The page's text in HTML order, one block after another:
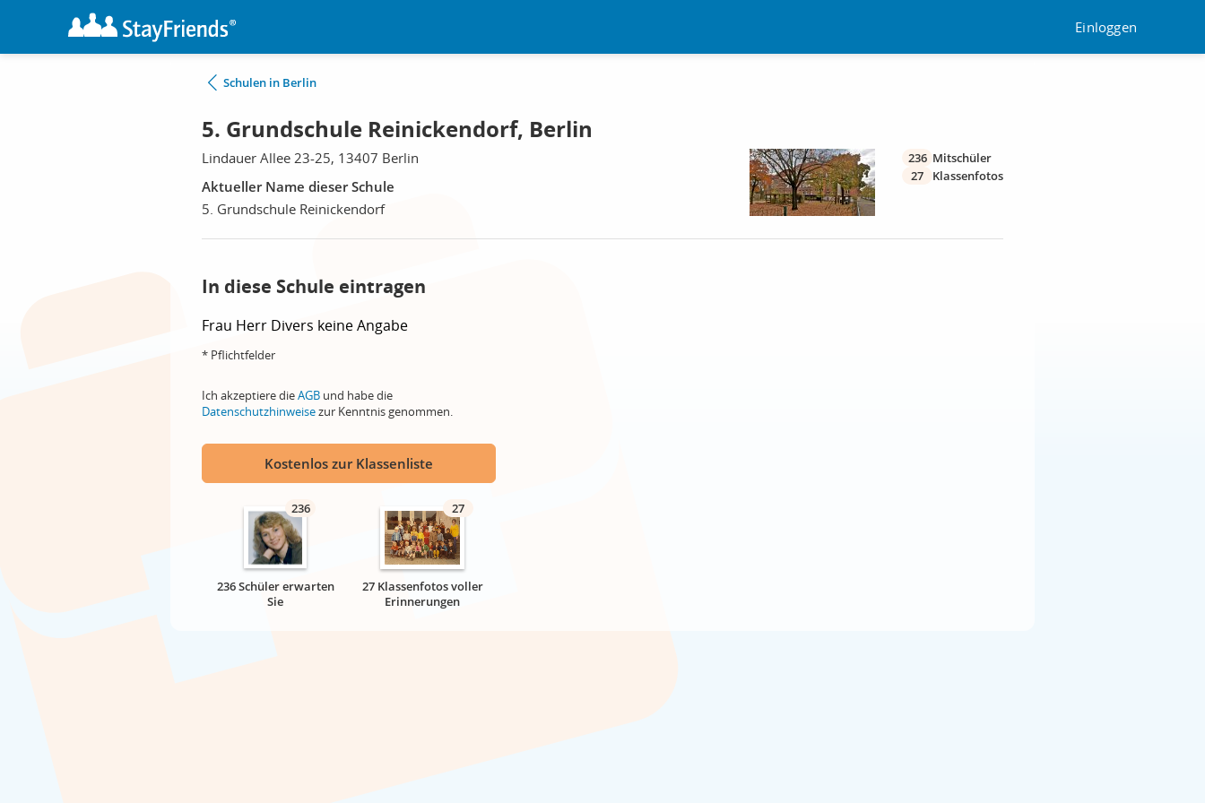
Einloggen
Schulen in Berlin
5. Grundschule Reinickendorf, Berlin
Lindauer Allee 23-25, 13407 Berlin
Aktueller Name dieser Schule
5. Grundschule Reinickendorf
236 Mitschüler
27
Klassenfotos
In diese Schule eintragen
Frau Herr Divers keine Angabe
* Pflichtfelder
Ich akzeptiere dieAGB und habe die
Datenschutzhinweisezur Kenntnis genommen.
Kostenlos zur Klassenliste
236
236 Schüler erwarten
Sie
27
27 Klassenfotos voller
Erinnerungen